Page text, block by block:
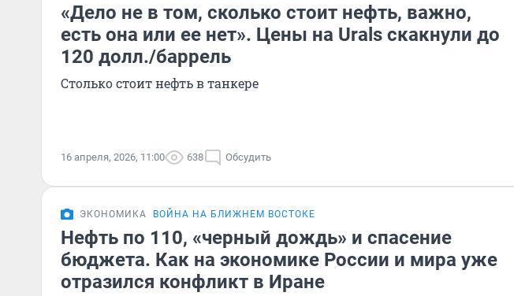
«Дело не в том, сколько стоит нефть, важно,
есть она или ее нет». Цены на Urals скакнули до
120 долл./баррель
Столько стоит нефть в танкере
16 апреля, 2026, 11:00 638 Обсудить
ЭКОНОМИКА ВОЙНА НА БЛИЖНЕМ ВОСТОКЕ
Нефть по 110, «черный дождь» и спасение
бюджета. Как на экономике России и мира уже
отразился конфликт в Иране